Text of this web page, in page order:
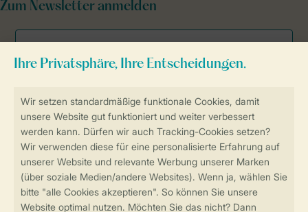
Sicher und schnell zur Online-Buchung
Sichere Datenübertragung
Sicheres Bezahlen
Zum Newsletter anmelden